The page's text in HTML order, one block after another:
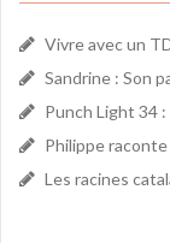
Vivre avec un
Sandrine : Son
Punch Light 34
Philippe
Les racines